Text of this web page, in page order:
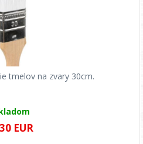
tmelov na zvary 30cm.
EUR